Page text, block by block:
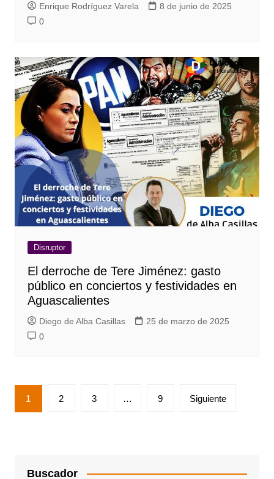
Enrique Rodríguez Varela
8 de junio de 2025
0
Disruptor
El derroche de Tere Jiménez: gasto
público en conciertos y festividades en
Aguascalientes
Diego de Alba Casillas
25 de marzo de 2025
0
Paginación
de
1 2 3 … 9 Siguiente
Buscador